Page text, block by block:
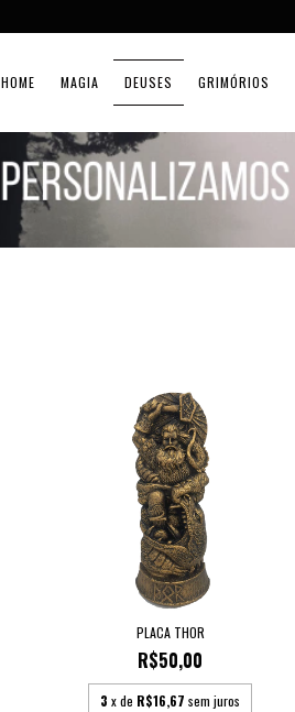
HOME MAGIA DEUSES GRIMÓRIOS
PLACA THOR
R$50,00
3 x de R$16,67 sem juros